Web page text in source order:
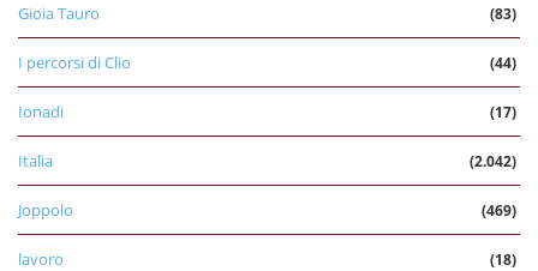
Gioia Tauro (83)
I percorsi di Clio (44)
Ionadi (17)
Italia (2.042)
Joppolo (469)
lavoro (18)